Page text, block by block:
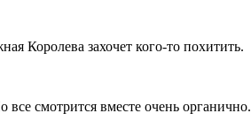
Королева захочет кого-то похитить.
смотрится вместе очень органично.